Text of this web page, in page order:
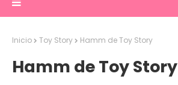
Inicio Toy Story Hamm de Toy Story
Hamm de Toy Story